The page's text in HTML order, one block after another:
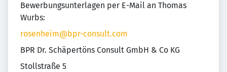
Bewerbungsunterlagen per E-Mail an Thomas
Wurbs:
rosenheim@bpr-consult.com
BPR Dr. Schäpertöns Consult GmbH & Co KG
Stollstraße 5